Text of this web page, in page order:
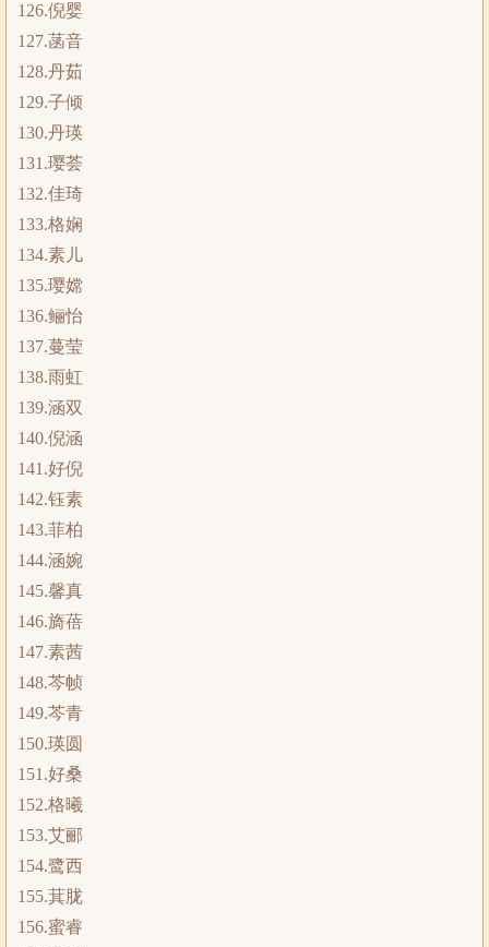
126.倪婴
127.菡音
128.丹茹
129.子倾
130.丹瑛
131.璎荟
132.佳琦
133.格娴
134.素儿
135.璎嫦
136.鲡怡
137.蔓莹
138.雨虹
139.涵双
140.倪涵
141.好倪
142.钰素
143.菲柏
144.涵婉
145.馨真
146.旖蓓
147.素茜
148.芩帧
149.芩青
150.瑛圆
151.好桑
152.格曦
153.艾郦
154.鹭西
155.萁胧
156.蜜睿